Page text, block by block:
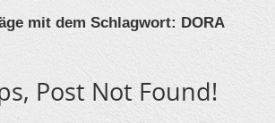
mit dem Schlagwort: DORA
Post Not Found!